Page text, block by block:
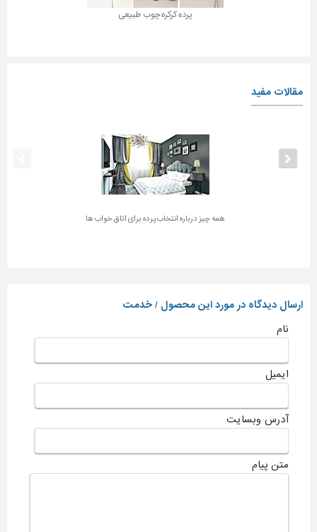
پرده کرکره چوب طبیعی
مقالات مفید
همه چیز درباره انتخاب پرده برای اتاق خواب ها
ارسال دیدگاه در مورد این محصول / خدمت
نام
ایمیل
آدرس وبسایت
متن پیام